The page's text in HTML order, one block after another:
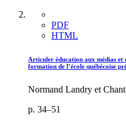
PDF
HTML
Articuler éducation aux médias et
formation de l’école québécoise
Normand Landry et
p. 34–51